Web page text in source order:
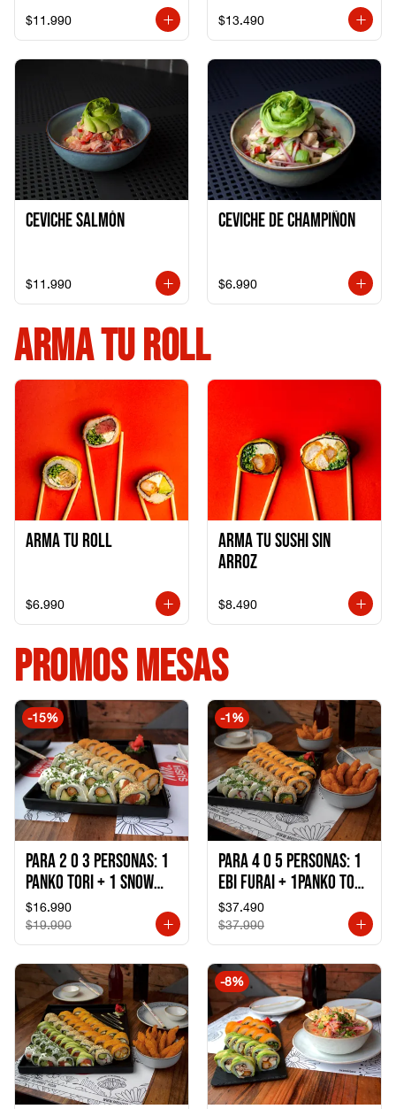
$11.990 $13.490
Ceviche Salmón
$11.990
Ceviche de Champiñon
$6.990
ARMA TU ROLL
Arma Tu Roll
$6.990
Arma tu Sushi sin
Arroz
$8.490
PROMOS MESAS
-15%
Para 2 o 3 personas: 1
Panko Tori + 1 Snow
Ebi Cheese + 1
California Sake Cheese
$16.990
$19.990
-1%
Para 4 o 5 personas: 1
Ebi Furai + 1Panko Tori
+ 1Snow Kani +
1California Sake +
1Katzu de Pollo +
1Katzu de Camaron
$37.490
$37.990
-8%